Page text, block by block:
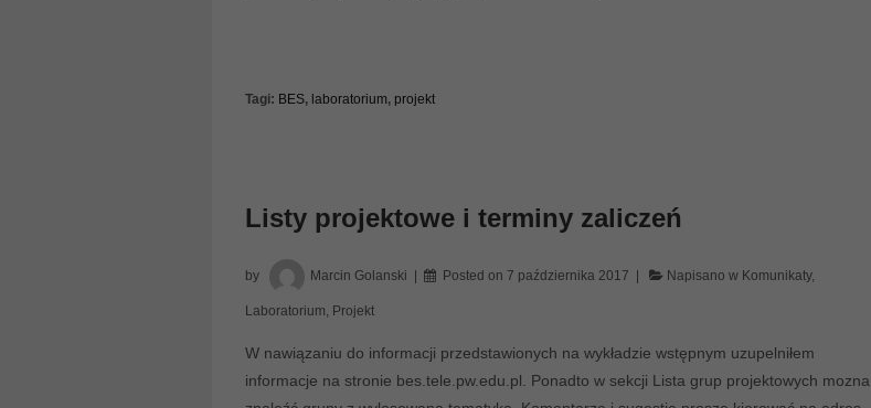
Tagi: BES, laboratorium, projekt
Listy projektowe i terminy zaliczeń
by Marcin Golanski Posted on7 października 2017 Napisano w Komunikaty,
Laboratorium, Projekt
W nawiązaniu do informacji przedstawionych na wykładzie wstępnym uzupelniłem
informacje na stronie bes.tele.pw.edu.pl. Ponadto w sekcji Lista grup projektowych mozna